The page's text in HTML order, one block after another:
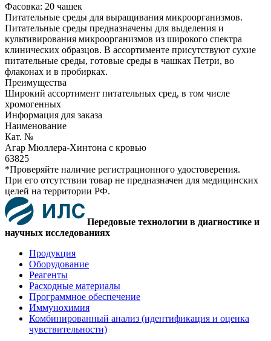
Фасовка: 20 чашек
Питательные среды для выращивания микроорганизмов.
Питательные среды предназначены для выделения и
культивирования микроорганизмов из широкого спектра
клинических образцов. В ассортименте присутствуют сухие
питательные среды, готовые среды в чашках Петри, во
флаконах и в пробирках.
Преимущества
Широкий ассортимент питательных сред, в том числе
хромогенных
Информация для заказа
Наименование
Кат. №
Агар Мюллера-Хинтона с кровью
63825
*Проверяйте наличие регистрационного удостоверения.
При его отсутствии товар не предназначен для медицинских
целей на территории РФ.
Передовые технологии в диагностике и
научных исследованиях
Продукция
Оборудование
Реагенты
Расходные материалы
Программное обеспечение
Иммунохимия
Комбинированный анализ (идентификация и оценка
чувствительности)